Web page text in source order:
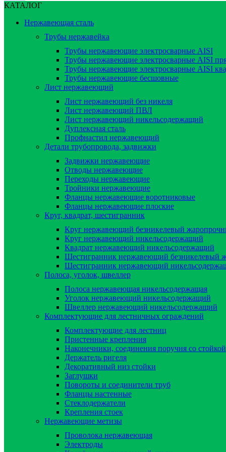
КАТАЛОГ
Нержавеющая сталь
Трубы нержавейка
Трубы нержавеющие электросварные AISI
Трубы нержавеющие электросварные AISI
Трубы нержавеющие электросварные AISI
Трубы нержавеющие бесшовные
Лист нержавеющий
Лист нержавеющий без никеля
Лист нержавеющий ПВЛ
Лист нержавеющий никельсодержащий
Дуплексная сталь
Профнастил нержавеющий
Детали трубопровода, задвижки
Задвижки нержавеющие
Отводы нержавеющие
Переходы нержавеющие
Тройники нержавеющие
Фланцы нержавеющие воротниковые
Фланцы нержавеющие плоские
Круг, квадрат, шестигранник
Круг нержавеющий безникелевый
Круг нержавеющий никельсодержащий
Квадрат нержавеющий никельсодержащий
Шестигранник нержавеющий безникелевый
Шестигранник нержавеющий
Полоса, уголок, швеллер
Полоса нержавеющая никельсодержащая
Уголок нержавеющий никельсодержащий
Швеллер нержавеющий никельсодержащий
Комплектующие для лестничных ограждений
Комплектующие для лестниц
Пристенные крепления
Наконечники, соединения поручня со стойкой
Держатель ригеля
Декоративный низ стойки
Заглушки
Повороты и соединители труб
Фланцы настенные
Стеклодержатели
Крепления стоек
Нержавеющие метизы
Проволока нержавеющая
Электроды